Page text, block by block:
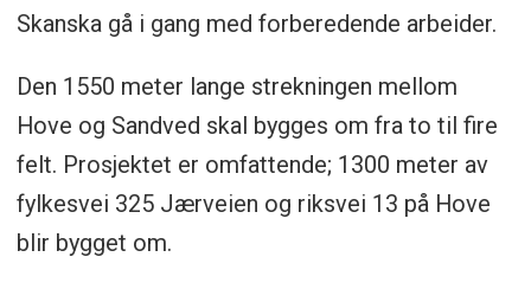
Skanska gå i gang med forberedende arbeider.
Den 1550 meter lange strekningen mellom
Hove og Sandved skal bygges om fra to til fire
felt. Prosjektet er omfattende; 1300 meter av
fylkesvei 325 Jærveien og riksvei 13 på Hove
blir bygget om.